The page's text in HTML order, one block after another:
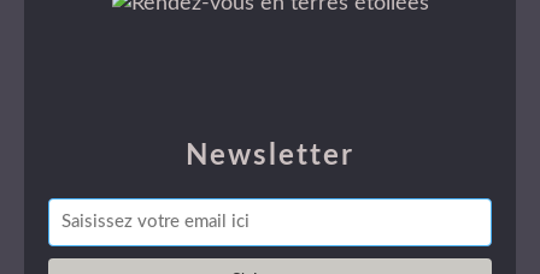
Newsletter